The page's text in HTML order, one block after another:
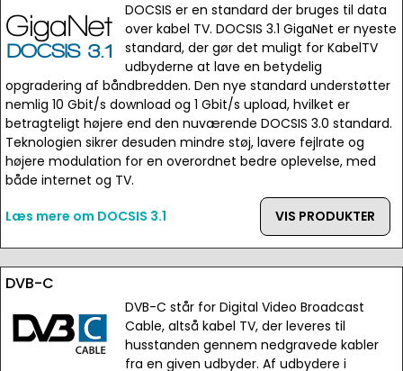
DOCSIS er en standard der bruges til data
over kabel TV. DOCSIS 3.1 GigaNet er nyeste
standard, der gør det muligt for KabelTV
udbyderne at lave en betydelig
opgradering af båndbredden. Den nye standard understøtter
nemlig 10 Gbit/s download og 1 Gbit/s upload, hvilket er
betragteligt højere end den nuværende DOCSIS 3.0 standard.
Teknologien sikrer desuden mindre støj, lavere fejlrate og
højere modulation for en overordnet bedre oplevelse, med
både internet og TV.
Læs mere om DOCSIS 3.1
VIS PRODUKTER
DVB-C
DVB-C står for Digital Video Broadcast
Cable, altså kabel TV, der leveres til
husstanden gennem nedgravede kabler
fra en given udbyder. Af udbydere i